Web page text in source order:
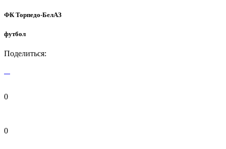
ФК Торпедо-БелАЗ
футбол
Поделиться:
0
0